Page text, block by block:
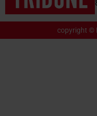
copyright ©